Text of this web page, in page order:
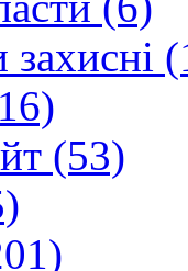
захисні
(53)